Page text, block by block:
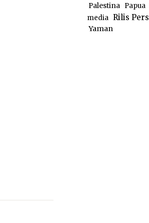
Palestina
Papua
media Rilis Pers
Yaman